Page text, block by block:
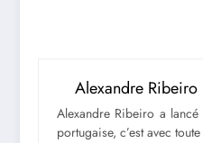
Alexandre Ribeiro
Alexandre Ribeiro a
portugaise, c’est avec